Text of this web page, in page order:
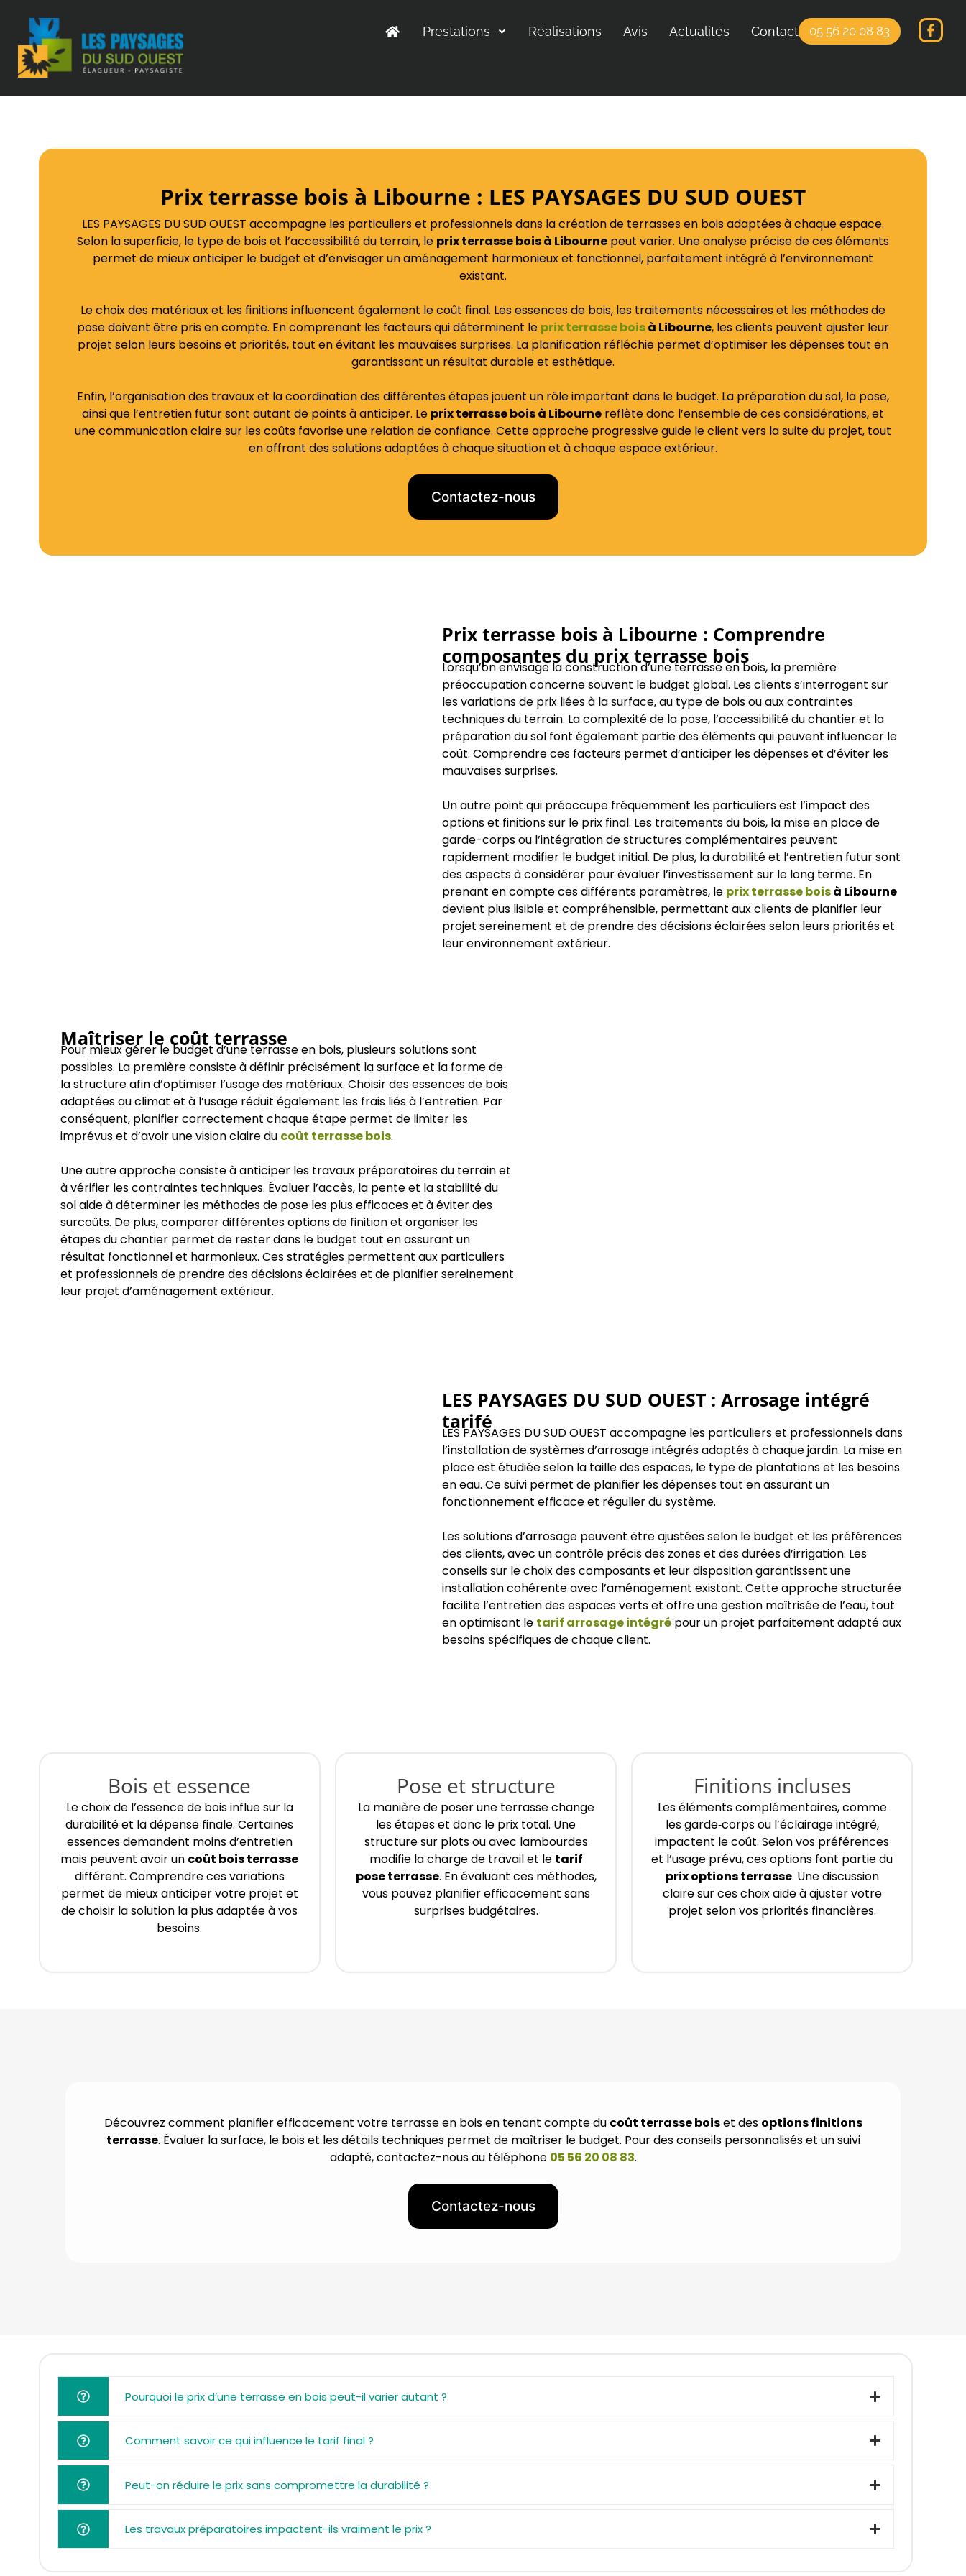
Prestations Réalisations Avis Actualités Contact 05 56 20 08 83
Prix terrasse bois à Libourne : LES PAYSAGES DU SUD OUEST
LES PAYSAGES DU SUD OUEST accompagne les particuliers et professionnels dans la création de terrasses en bois adaptées à chaque espace.
Selon la superficie, le type de bois et l’accessibilité du terrain, le prix terrasse bois à Libourne peut varier. Une analyse précise de ces éléments
permet de mieux anticiper le budget et d’envisager un aménagement harmonieux et fonctionnel, parfaitement intégré à l’environnement
existant.
Le choix des matériaux et les finitions influencent également le coût final. Les essences de bois, les traitements nécessaires et les méthodes de
pose doivent être pris en compte. En comprenant les facteurs qui déterminent le prix terrasse boisà Libourne, les clients peuvent ajuster leur
projet selon leurs besoins et priorités, tout en évitant les mauvaises surprises. La planification réfléchie permet d’optimiser les dépenses tout en
garantissant un résultat durable et esthétique.
Enfin, l’organisation des travaux et la coordination des différentes étapes jouent un rôle important dans le budget. La préparation du sol, la pose,
ainsi que l’entretien futur sont autant de points à anticiper. Le prix terrasse bois à Libourne reflète donc l’ensemble de ces considérations, et
une communication claire sur les coûts favorise une relation de confiance. Cette approche progressive guide le client vers la suite du projet, tout
en offrant des solutions adaptées à chaque situation et à chaque espace extérieur.
Contactez-nous
Prix terrasse bois à Libourne : Comprendre
composantes du prix terrasse bois
Lorsqu’on envisage la construction d’une terrasse en bois, la première
préoccupation concerne souvent le budget global. Les clients s’interrogent sur
les variations de prix liées à la surface, au type de bois ou aux contraintes
techniques du terrain. La complexité de la pose, l’accessibilité du chantier et la
préparation du sol font également partie des éléments qui peuvent influencer le
coût. Comprendre ces facteurs permet d’anticiper les dépenses et d’éviter les
mauvaises surprises.
Un autre point qui préoccupe fréquemment les particuliers est l’impact des
options et finitions sur le prix final. Les traitements du bois, la mise en place de
garde-corps ou l’intégration de structures complémentaires peuvent
rapidement modifier le budget initial. De plus, la durabilité et l’entretien futur sont
des aspects à considérer pour évaluer l’investissement sur le long terme. En
prenant en compte ces différents paramètres, le prix terrasse boisà Libourne
devient plus lisible et compréhensible, permettant aux clients de planifier leur
projet sereinement et de prendre des décisions éclairées selon leurs priorités et
leur environnement extérieur.
Maîtriser le coût terrasse
Pour mieux gérer le budget d’une terrasse en bois, plusieurs solutions sont
possibles. La première consiste à définir précisément la surface et la forme de
la structure afin d’optimiser l’usage des matériaux. Choisir des essences de bois
adaptées au climat et à l’usage réduit également les frais liés à l’entretien. Par
conséquent, planifier correctement chaque étape permet de limiter les
imprévus et d’avoir une vision claire du coût terrasse bois.
Une autre approche consiste à anticiper les travaux préparatoires du terrain et
à vérifier les contraintes techniques. Évaluer l’accès, la pente et la stabilité du
sol aide à déterminer les méthodes de pose les plus efficaces et à éviter des
surcoûts. De plus, comparer différentes options de finition et organiser les
étapes du chantier permet de rester dans le budget tout en assurant un
résultat fonctionnel et harmonieux. Ces stratégies permettent aux particuliers
et professionnels de prendre des décisions éclairées et de planifier sereinement
leur projet d’aménagement extérieur.
LES PAYSAGES DU SUD OUEST : Arrosage intégré
tarifé
LES PAYSAGES DU SUD OUEST accompagne les particuliers et professionnels dans
l’installation de systèmes d’arrosage intégrés adaptés à chaque jardin. La mise en
place est étudiée selon la taille des espaces, le type de plantations et les besoins
en eau. Ce suivi permet de planifier les dépenses tout en assurant un
fonctionnement efficace et régulier du système.
Les solutions d’arrosage peuvent être ajustées selon le budget et les préférences
des clients, avec un contrôle précis des zones et des durées d’irrigation. Les
conseils sur le choix des composants et leur disposition garantissent une
installation cohérente avec l’aménagement existant. Cette approche structurée
facilite l’entretien des espaces verts et offre une gestion maîtrisée de l’eau, tout
en optimisant le tarif arrosage intégré pour un projet parfaitement adapté aux
besoins spécifiques de chaque client.
Bois et essence
Le choix de l’essence de bois influe sur la
durabilité et la dépense finale. Certaines
essences demandent moins d’entretien
mais peuvent avoir un coût bois terrasse
différent. Comprendre ces variations
permet de mieux anticiper votre projet et
de choisir la solution la plus adaptée à vos
besoins.
Pose et structure
La manière de poser une terrasse change
les étapes et donc le prix total. Une
structure sur plots ou avec lambourdes
modifie la charge de travail et le tarif
pose terrasse. En évaluant ces méthodes,
vous pouvez planifier efficacement sans
surprises budgétaires.
Finitions incluses
Les éléments complémentaires, comme
les garde‑corps ou l’éclairage intégré,
impactent le coût. Selon vos préférences
et l’usage prévu, ces options font partie du
prix options terrasse. Une discussion
claire sur ces choix aide à ajuster votre
projet selon vos priorités financières.
Découvrez comment planifier efficacement votre terrasse en bois en tenant compte du coût terrasse boiset des options finitions
terrasse. Évaluer la surface, le bois et les détails techniques permet de maîtriser le budget. Pour des conseils personnalisés et un suivi
adapté, contactez-nous au téléphone 05 56 20 08 83.
Contactez-nous
Pourquoi le prix d’une terrasse en bois peut-il varier autant ?
Comment savoir ce qui influence le tarif final ?
Peut-on réduire le prix sans compromettre la durabilité ?
Les travaux préparatoires impactent-ils vraiment le prix ?